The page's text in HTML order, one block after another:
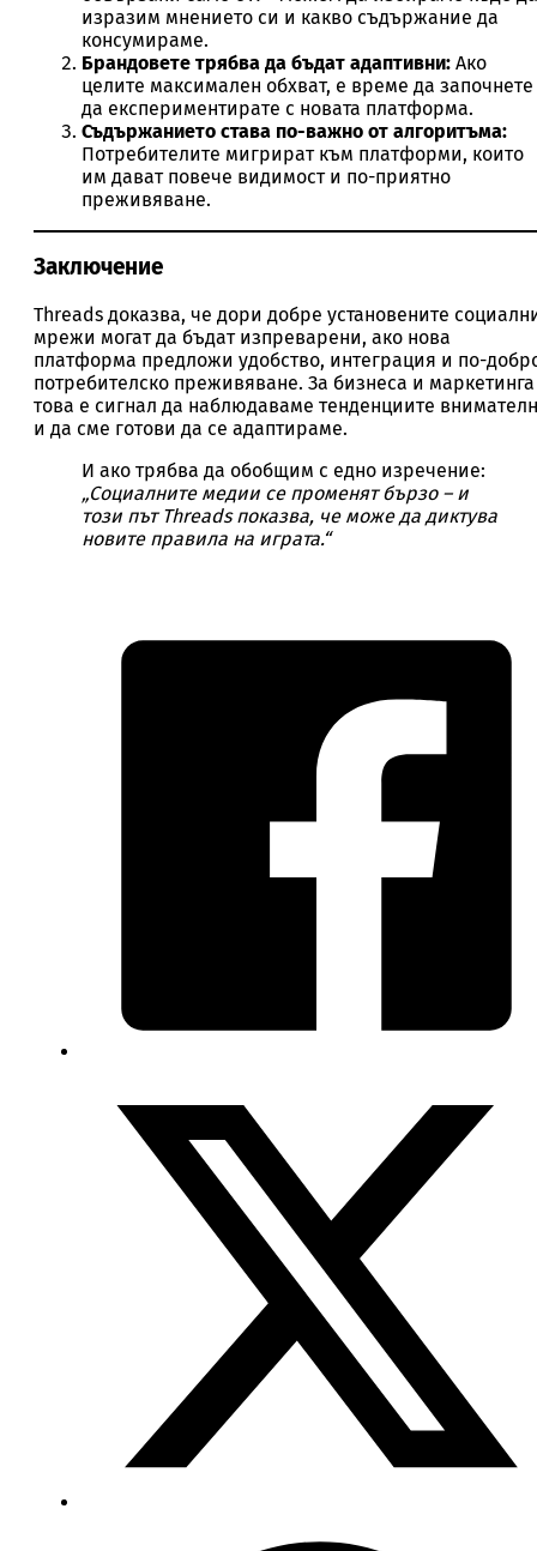
изразим мнението си и какво съдържание да
консумираме.
Брандовете трябва да бъдат адаптивни: Ако
целите максимален обхват, е време да започнете
да експериментирате с новата платформа.
Съдържанието става по-важно от алгоритъма:
Потребителите мигрират към платформи, които
им дават повече видимост и по-приятно
преживяване.
Заключение
Threads доказва, че дори добре установените
мрежи могат да бъдат изпреварени, ако нова
платформа предложи удобство, интеграция и по-
потребителско преживяване. За бизнеса и маркетинга
това е сигнал да наблюдаваме тенденциите
и да сме готови да се адаптираме.
И ако трябва да обобщим с едно изречение:
„Социалните медии се променят бързо – и
този път Threads показва, че може да диктува
новите правила на играта.“